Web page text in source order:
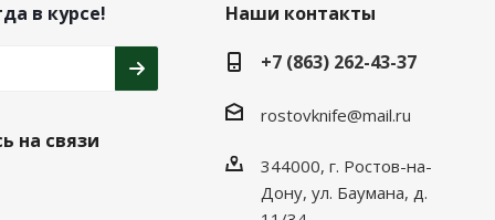
в курсе!
на связи
Наши контакты
+7 (863) 262-43-37
rostovknife@mail.ru
344000, г. Ростов-на-
Дону, ул. Баумана, д.